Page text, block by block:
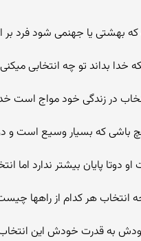
بهشتی یا جهنمی شود فرد
خدا بداند تو چه انتخابی
در زندگی خود مواج است
باشی که بسیار وسیع است و
پایان بیشتر ندارد اما
انتخاب هر کدام از راهها
به قدرت خودش این انتخاب